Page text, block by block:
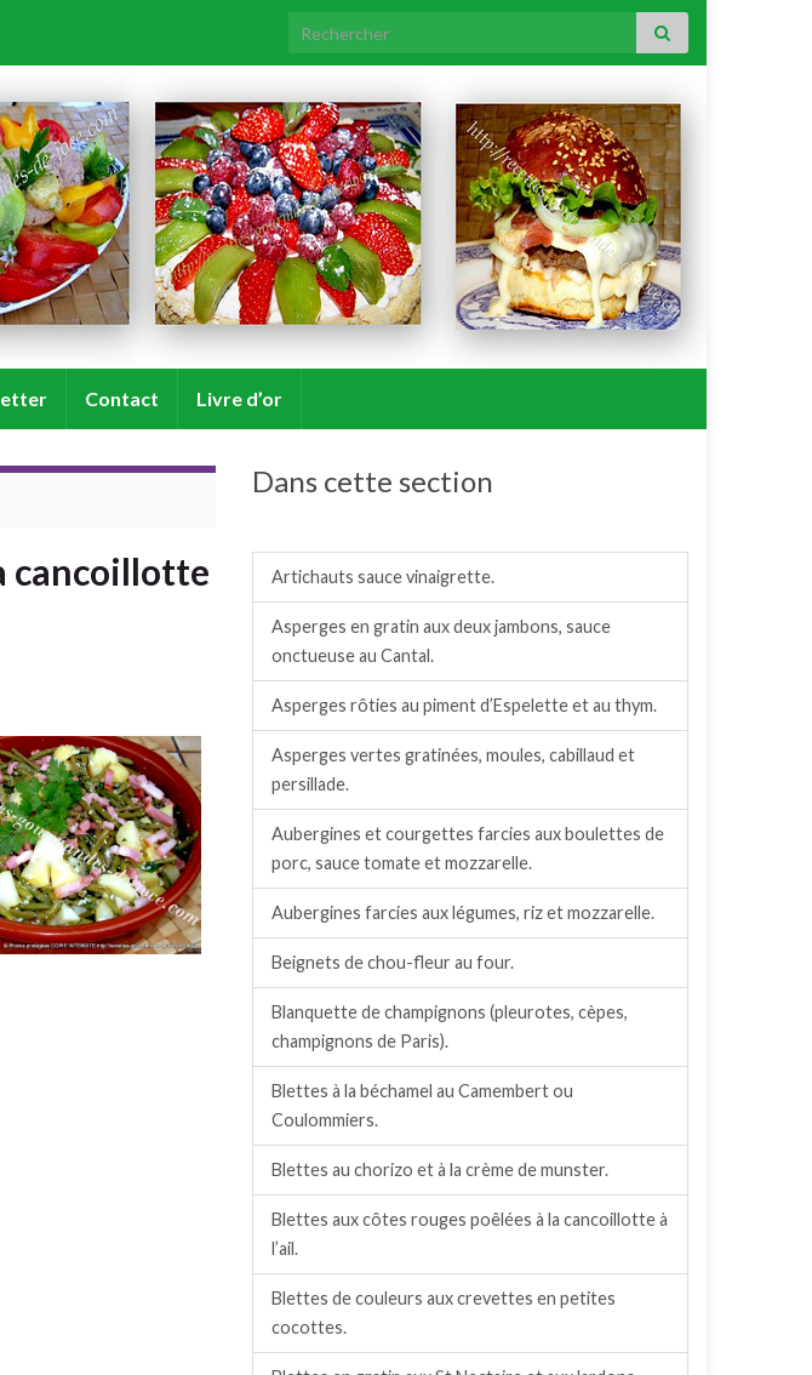
Search for:
Contact Livre d’or
cancoillotte
Dans cette section
Artichauts sauce vinaigrette.
Asperges en gratin aux deux jambons, sauce
onctueuse au Cantal.
Asperges rôties au piment d’Espelette et au thym.
Asperges vertes gratinées, moules, cabillaud et
persillade.
Aubergines et courgettes farcies aux boulettes de
porc, sauce tomate et mozzarelle.
Aubergines farcies aux légumes, riz et mozzarelle.
Beignets de chou-fleur au four.
Blanquette de champignons (pleurotes, cèpes,
champignons de Paris).
Blettes à la béchamel au Camembert ou
Coulommiers.
Blettes au chorizo et à la crème de munster.
Blettes aux côtes rouges poêlées à la cancoillotte à
l’ail.
Blettes de couleurs aux crevettes en petites
cocottes.